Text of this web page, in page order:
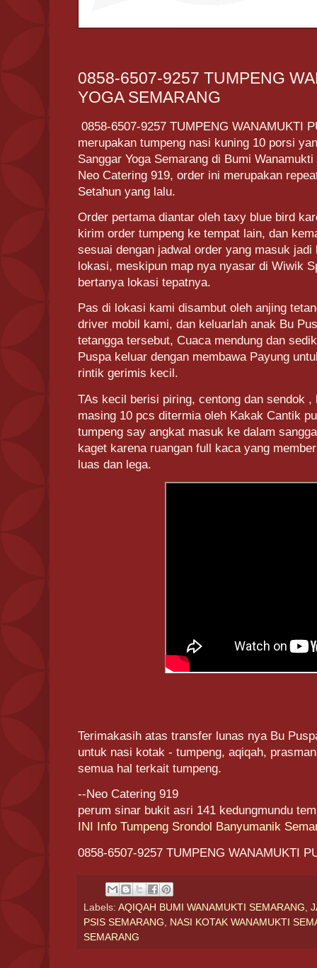
0858-6507-9257 TUMPENG
YOGA SEMARANG
0858-6507-9257 TUMPENG WANAMUKTI
merupakan tumpeng nasi kuning 10 porsi
Sanggar Yoga Semarang di Bumi
Neo Catering 919, order ini merupakan
Setahun yang lalu.
Order pertama diantar oleh taxy blue bird
kirim order tumpeng ke tempat lain, dan
sesuai dengan jadwal order yang masuk
lokasi, meskipun map nya nyasar di Wiwik
bertanya lokasi tepatnya.
Pas di lokasi kami disambut oleh anjing
driver mobil kami, dan keluarlah anak Bu
tetangga tersebut, Cuaca mendung dan
Puspa keluar dengan membawa Payung
rintik gerimis kecil.
TAs kecil berisi piring, centong dan sendok
masing 10 pcs ditermia oleh Kakak Cantik
tumpeng say angkat masuk ke dalam
kaget karena ruangan full kaca yang
luas dan lega.
Terimakasih atas transfer lunas nya Bu
untuk nasi kotak - tumpeng, aqiqah,
semua hal terkait tumpeng.
--Neo Catering 919
perum sinar bukit asri 141 kedungmundu
INI Info Tumpeng Srondol Banyumanik
0858-6507-9257 TUMPENG WANAMUKTI
Labels: AQIQAH BUMI WANAMUKTI SEMARANG
PSIS SEMARANG
NASI KOTAK WANAMUKTI
SEMARANG